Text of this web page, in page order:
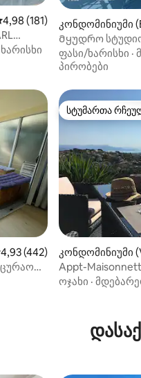
შეფასებაა 5‑დან
4,98 (181)
კონდომინიუმი
Მყუდრო
მონაკოსთან
ფასი/ხარისხი ·
პირობები
შეფასებაა 5‑დან
4,93 (442)
სტუმართა
სტუმართა
კონდომინიუმი
Appt-
პანორამული
ოჯახი ·